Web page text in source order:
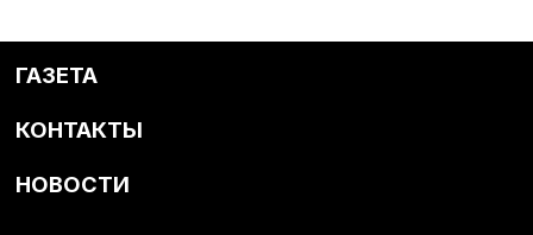
ГАЗЕТА
КОНТАКТЫ
НОВОСТИ